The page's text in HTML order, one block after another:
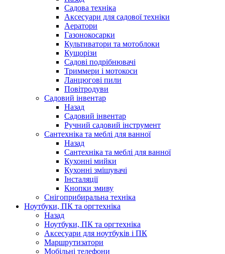
Садова техніка
Аксесуари для садової техніки
Аератори
Газонокосарки
Культиватори та мотоблоки
Кущорізи
Садові подрібнювачі
Триммери і мотокоси
Ланцюгові пили
Повітродуви
Садовий інвентар
Назад
Садовий інвентар
Ручний садовий інструмент
Сантехніка та меблі для ванної
Назад
Сантехніка та меблі для ванної
Кухонні мийки
Кухонні змішувачі
Інсталяції
Кнопки змиву
Снігоприбиральна техніка
Ноутбуки, ПК та оргтехніка
Назад
Ноутбуки, ПК та оргтехніка
Аксесуари для ноутбуків і ПК
Маршрутизатори
Мобільні телефони